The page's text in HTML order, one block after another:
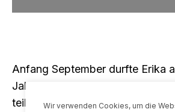
Anfang September durfte Erika
Jahrestagung von Balu und Du
teilnehmen und zugleich das 20-
Wir verwenden Cookies, um die